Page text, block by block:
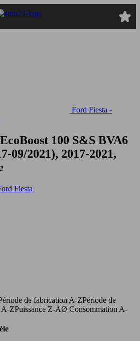
Ford Fiesta -
100 S&S BVA6
09/2021), 2017-2021,
Fiesta
de fabrication A-ZPériode de
A-ZPuissance Z-AØ Consommation A-